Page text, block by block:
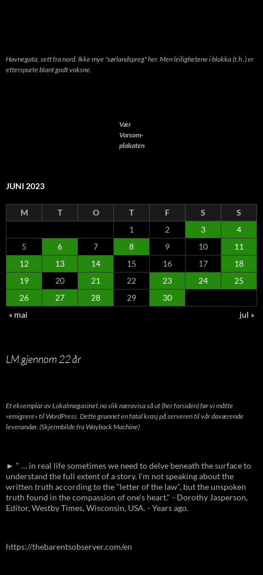
Havnegata, sett fra nord. Ikke mye "sørlandspreg" her. Men leilighetene i blokka (t.h .) er
etterspurte blant godt voksne.
Vær
Varsom-
plakaten
JUNI 2023
M T O T F S
S
1
2 3
4
5
6 7 8 9 10
11
12
13 14 15 16 17
18
19
20 21 22 23 24
25
26
27 28 29
30
« mai
jul »
LM gjennom 22 år
Et eksemplar av Lokalmagasinet.no slik næravisa så ut (her forsiden) før vi måtte
«emigrere» til WordPress. Dette grunnet en fatal krasj på serveren til vår daværende
leverandør. (Skjermbilde fra Wayback Machine)
► " … in real life sometimes we need to delve beneath the surface to
understand the full extent of a story. I'm not speaking about the
written truth according to the "letter of the law", but the unspoken
truth found in the compassion of one's heart." - Dorothy Jasperson,
Editor, Westby Times, Wisconsin, USA. - Years ago.
https://thebarentsobserver.com/en